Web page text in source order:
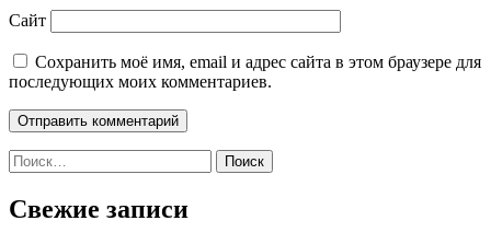
Сайт
Сохранить моё имя, email и адрес сайта в этом браузере для
последующих моих комментариев.
Найти:
Свежие записи